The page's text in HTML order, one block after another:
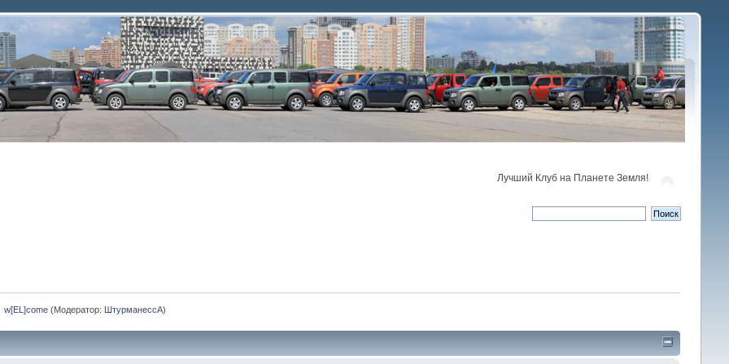
Лучший Клуб на Планете Земля!
w[EL]come (Модератор: ШтурманессА)